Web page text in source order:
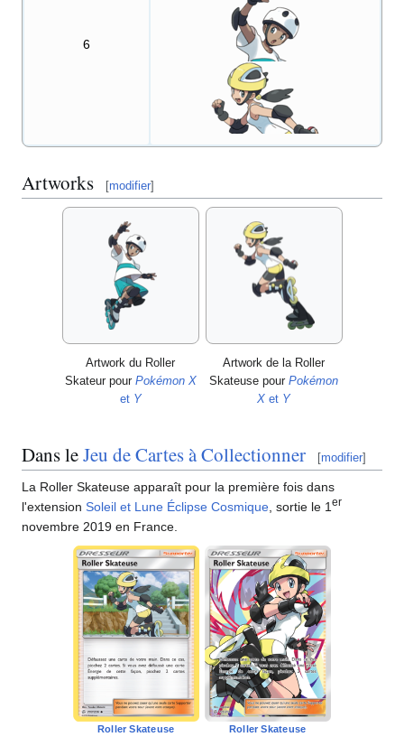
6
Artworks [modifier]
Artwork du Roller
Skateur pour Pokémon X
et Y
Artwork de la Roller
Skateuse pour Pokémon
X et Y
Dans leJeu de Cartes à Collectionner [modifier]
La Roller Skateuse apparaît pour la première fois dans
l'extension Soleil et Lune Éclipse Cosmique , sortie le 1 er
novembre 2019 en France.
Roller Skateuse Roller Skateuse